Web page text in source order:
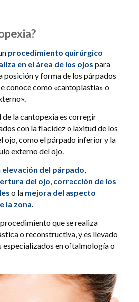
procedimiento quirúrgico
en el área de los ojos para
posición y forma de los párpados
conoce como «cantoplastia» o
la cantopexia es corregir
con la flacidez o laxitud de los
ojo, como el párpado inferior y la
externo del ojo.
elevación del párpado,
del ojo, corrección de los
o la mejora del aspecto
la zona.
que se realiza
o reconstructiva, y es llevado
especializados en oftalmología o